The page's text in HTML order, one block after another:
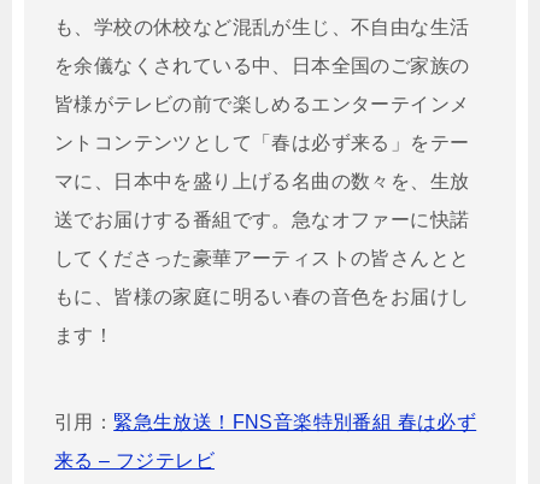
も、学校の休校など混乱が生じ、不自由な生活
を余儀なくされている中、日本全国のご家族の
皆様がテレビの前で楽しめるエンターテインメ
ントコンテンツとして「春は必ず来る」をテー
マに、日本中を盛り上げる名曲の数々を、生放
送でお届けする番組です。急なオファーに快諾
してくださった豪華アーティストの皆さんとと
もに、皆様の家庭に明るい春の音色をお届けし
ます！
引用： 緊急生放送！FNS音楽特別番組 春は必ず
来る – フジテレビ